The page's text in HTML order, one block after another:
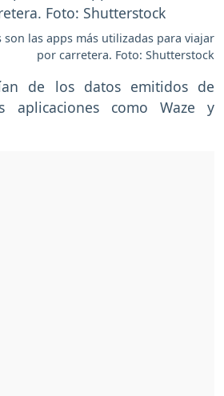
son las apps más utilizadas para viajar
por carretera. Foto: Shutterstock
de los datos emitidos de
aplicaciones como Waze y